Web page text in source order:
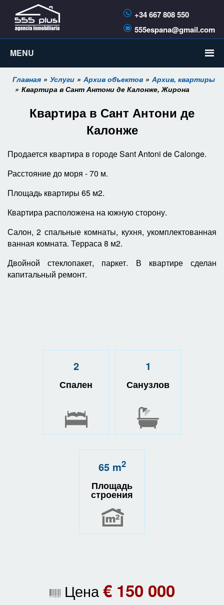
MENU
+34 667 808 550
555espana@gmail.com
Главная Услуги Архив объектов
Архив, квартиры
Квартира в Сант Антони де Калонже, Жирона
Квартира в Сант Антони де
Калонже
Продается квартира в городе Sant Antoni de Calonge.
Расстояние до моря - 70 м.
Площадь квартиры 65 м2.
Квартира расположена на южную сторону.
Салон, 2 спальные комнаты, кухня, укомплектованная
ванная комната. Терраса 8 м2.
Двойной стеклопакет, паркет. В квартире сделан
капитальный ремонт.
2
Спален
1
Санузлов
65 m2
Площадь
строения
Цена€ 150 000